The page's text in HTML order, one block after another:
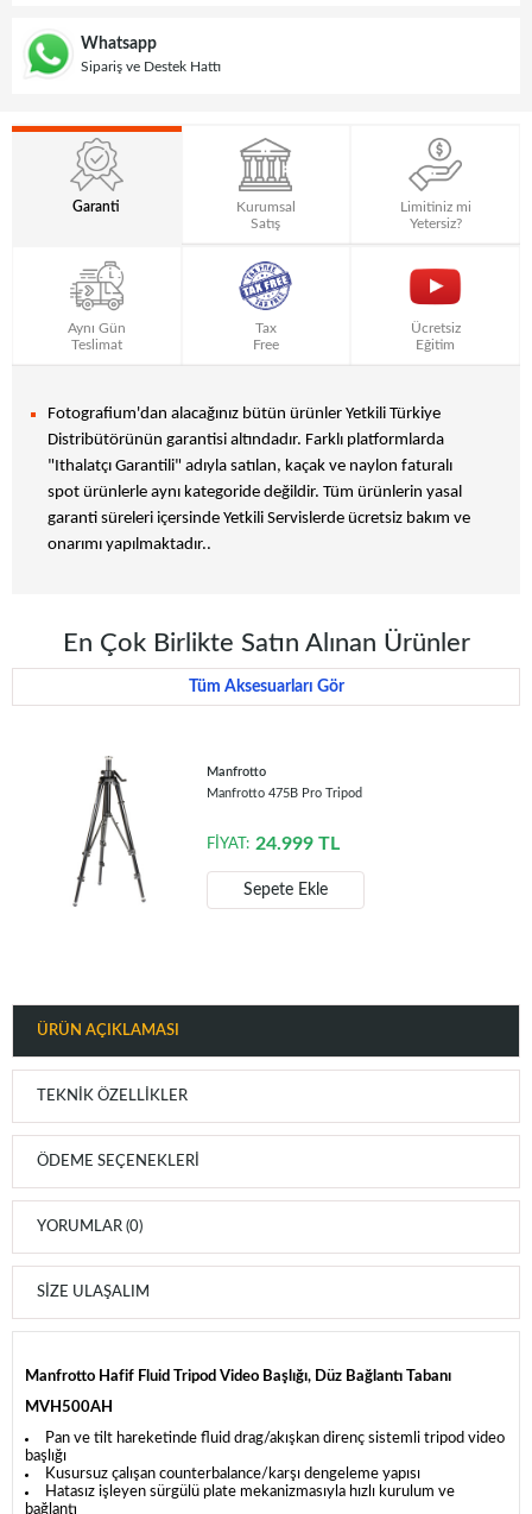
Whatsapp
Sipariş ve Destek Hattı
Garanti
Kurumsal
Satış
Limitiniz mi
Yetersiz?
Aynı Gün
Teslimat
Tax
Free
Ücretsiz
Eğitim
Fotografium'dan alacağınız bütün ürünler Yetkili Türkiye
Distribütörünün garantisi altındadır. Farklı platformlarda
"Ithalatçı Garantili" adıyla satılan, kaçak ve naylon faturalı
spot ürünlerle aynı kategoride değildir. Tüm ürünlerin yasal
garanti süreleri içersinde Yetkili Servislerde ücretsiz bakım ve
onarımı yapılmaktadır..
En Çok Birlikte Satın Alınan Ürünler
Tüm Aksesuarları Gör
Manfrotto
Manfrotto 475B Pro Tripod
FİYAT: 24.999 TL
Sepete Ekle
ÜRÜN AÇIKLAMASI
TEKNIK ÖZELLIKLER
ÖDEME SEÇENEKLERI
YORUMLAR (0)
SIZE ULAŞALIM
Manfrotto Hafif Fluid Tripod Video Başlığı, Düz Bağlantı Tabanı
MVH500AH
Pan ve tilt hareketinde fluid drag/akışkan direnç sistemli tripod video
başlığı
Kusursuz çalışan counterbalance/karşı dengeleme yapısı
Hatasız işleyen sürgülü plate mekanizmasıyla hızlı kurulum ve
bağlantı